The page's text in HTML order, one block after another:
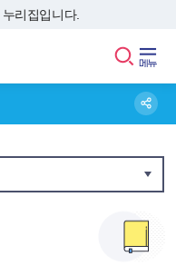
리집입니다.